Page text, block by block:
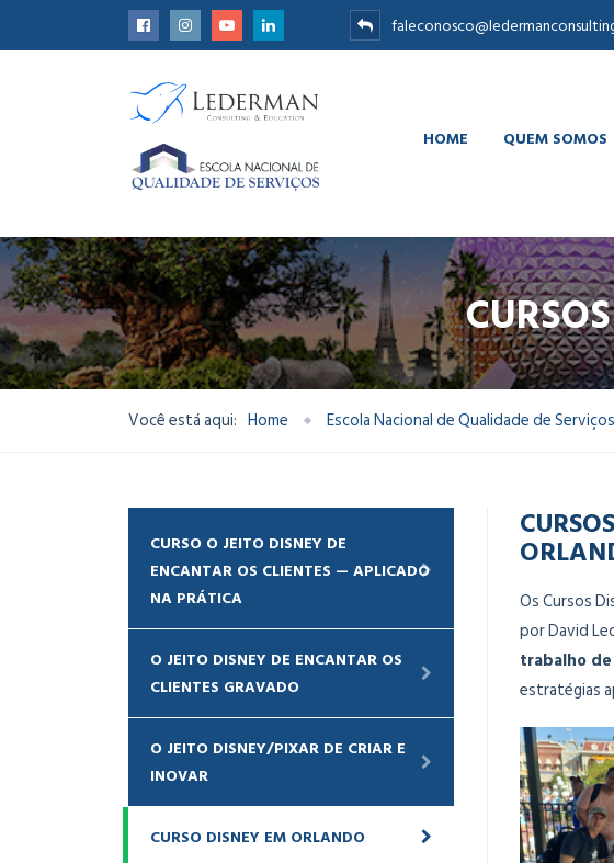
HOME QUEM SOMOS
Você está aqui: Home Escola Nacional de Qualidade de Serviços
Os Cursos
por David
trabalho
estratégias
CURSO O JEITO DISNEY DE
ENCANTAR OS CLIENTES — APLICADO
NA PRÁTICA
O JEITO DISNEY DE ENCANTAR OS
CLIENTES GRAVADO
O JEITO DISNEY/PIXAR DE CRIAR E
INOVAR
CURSO DISNEY EM ORLANDO